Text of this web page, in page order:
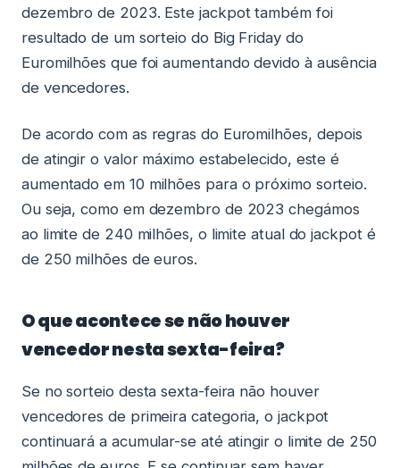
dezembro de 2023. Este jackpot também foi
resultado de um sorteio do Big Friday do
Euromilhões que foi aumentando devido à ausência
de vencedores.
De acordo com as regras do Euromilhões, depois
de atingir o valor máximo estabelecido, este é
aumentado em 10 milhões para o próximo sorteio.
Ou seja, como em dezembro de 2023 chegámos
ao limite de 240 milhões, o limite atual do jackpot é
de 250 milhões de euros.
O que acontece se não houver
vencedor nesta sexta-feira?
Se no sorteio desta sexta-feira não houver
vencedores de primeira categoria, o jackpot
continuará a acumular-se até atingir o limite de 250